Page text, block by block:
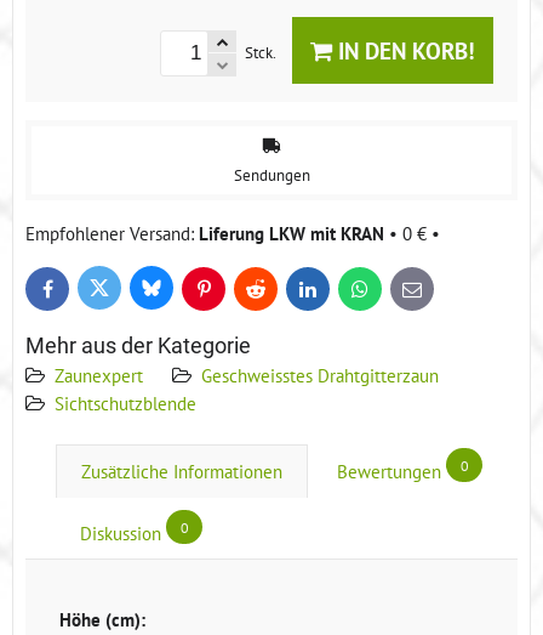
Stck. IN DEN KORB!
Sendungen
Liferung LKW mit KRAN • 0 € •
FacebookTwitter BlueskyPinterestReddit LinkedInWhatsApp
E-
mail
Mehr aus der Kategorie
Zaunexpert
Geschweisstes Drahtgitterzaun
Sichtschutzblende
Zusätzliche Informationen Bewertungen 0
Diskussion 0
Höhe (cm):